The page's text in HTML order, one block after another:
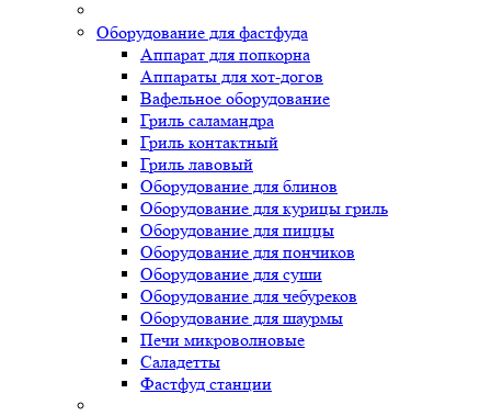
Оборудование для фастфуда
Аппарат для попкорна
Аппараты для хот-догов
Вафельное оборудование
Гриль саламандра
Гриль контактный
Гриль лавовый
Оборудование для блинов
Оборудование для курицы гриль
Оборудование для пиццы
Оборудование для пончиков
Оборудование для суши
Оборудование для чебуреков
Оборудование для шаурмы
Печи микроволновые
Саладетты
Фастфуд станции